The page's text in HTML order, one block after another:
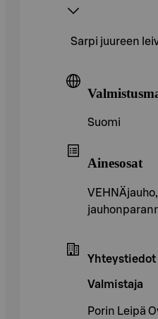
Sarpi juureen
Suomi
Ainesosat
Yhteystiedot
Valmistaja
Porin Leipä